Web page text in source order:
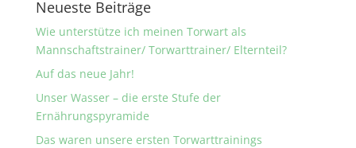
Neueste Beiträge
Wie unterstütze ich meinen Torwart als
Mannschaftstrainer/ Torwarttrainer/ Elternteil?
Auf das neue Jahr!
Unser Wasser – die erste Stufe der
Ernährungspyramide
Das waren unsere ersten Torwarttrainings